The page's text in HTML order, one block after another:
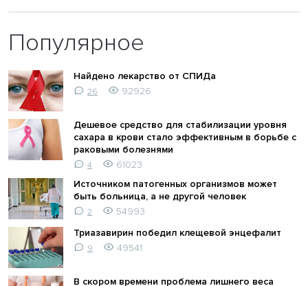
Популярное
Найдено лекарство от СПИДа
26 92926
Дешевое средство для стабилизации уровня
сахара в крови стало эффективным в борьбе с
раковыми болезнями
4
61023
Источником патогенных организмов может
быть больница, а не другой человек
2
54993
Триазавирин победил клещевой энцефалит
9 49541
В скором времени проблема лишнего веса